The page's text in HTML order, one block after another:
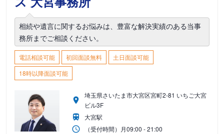
相続や遺言に関するお悩みは、豊富な解決実績のある当事
務所までご相談ください。
電話相談可能 初回面談無料
土日面談可能
18時以降面談可能
埼玉県さいたま市大宮区宮町2-81 いちご大宮
ビル3F
大宮駅
（受付時間） 月09:00 - 21:00